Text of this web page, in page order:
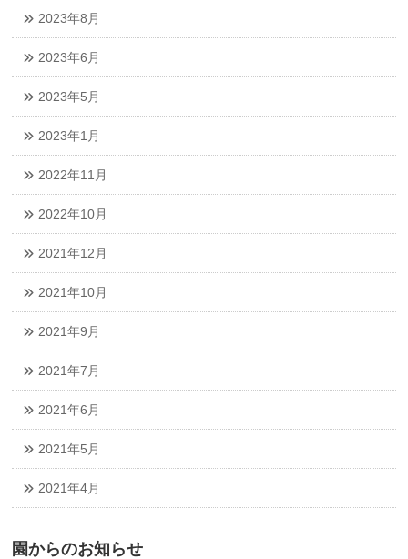
2023年8月
2023年6月
2023年5月
2023年1月
2022年11月
2022年10月
2021年12月
2021年10月
2021年9月
2021年7月
2021年6月
2021年5月
2021年4月
園からのお知らせ